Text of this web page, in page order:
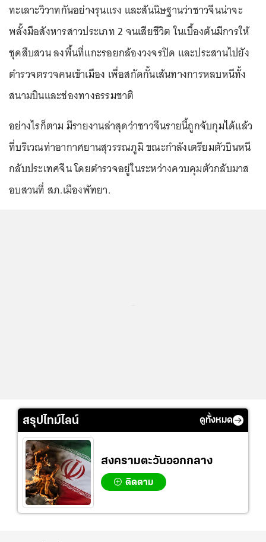
ทะเลาะวิวาทกันอย่างรุนแรง และสันนิษฐานว่าชาวจีนน่าจะ
พลั้งมือสังหารสาวประเภท 2 จนเสียชีวิต ในเบื้องต้นมีการให้
ชุดสืบสวน ลงพื้นที่แกะรอยกล้องวงจรปิด และประสานไปยัง
ตำรวจตรวจคนเข้าเมือง เพื่อสกัดกั้นเส้นทางการหลบหนีทั้ง
สนามบินและช่องทางธรรมชาติ
อย่างไรก็ตาม มีรายงานล่าสุดว่าชาวจีนรายนี้ถูกจับกุมได้แล้ว
ที่บริเวณท่าอากาศยานสุวรรณภูมิ ขณะกำลังเตรียมตัวบินหนี
กลับประเทศจีน โดยตำรวจอยู่ในระหว่างควบคุมตัวกลับมาส
อบสวนที่ สภ.เมืองพัทยา.
สรุปไทม์ไลน์ ดูทั้งหมด
สงครามตะวันออกกลาง
ติดตาม